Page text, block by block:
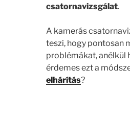
csatornavizsgálat.
A kamerás
teszi, hogy pontosan
problémákat, anélkül
érdemes ezt a
elhárítás?